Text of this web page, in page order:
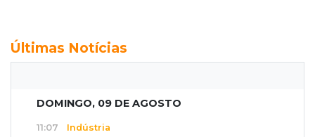
Últimas Notícias
DOMINGO, 09 DE AGOSTO
11:07 Indústria